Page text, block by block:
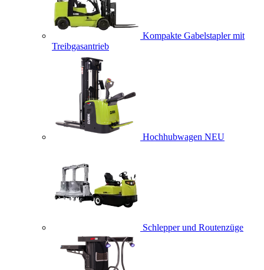
Kompakte Gabelstapler mit
Treibgasantrieb
Hochhubwagen NEU
Schlepper und Routenzüge